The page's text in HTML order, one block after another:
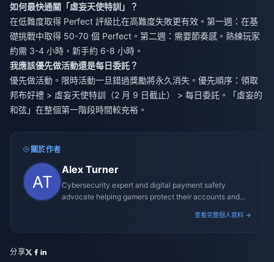
如何最快通關「虛妄天使特訓」？
在低難度取得 Perfect 評級比在高難度失敗更有效。第一週：在基
礎挑戰中取得 50-70 個 Perfect。第二週：需要節奏感。熟練玩家
約需 3-4 小時，新手約 6-8 小時。
我應該優先做活動還是每日委託？
優先做活動。限時活動一旦錯過獎勵將永久消失。優先順序：領取
邦布好禮 > 虛妄天使特訓（2 月 9 日截止） > 每日委託。「虛妄的
和弦」在整個第一階段時間較充裕。
關於作者
Alex Turner
Cybersecurity expert and digital payment safety
advocate helping gamers protect their accounts and
查看完整個人資料 →
分享